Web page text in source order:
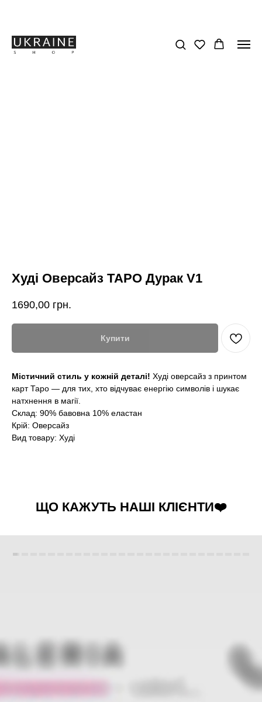
Худі Оверсайз ТАРО Дурак V1
1690,00 грн.
Купити
Містичний стиль у кожній деталі! Худі оверсайз з принтом
карт Таро — для тих, хто відчуває енергію символів і шукає
натхнення в магії.
Склад: 90% бавовна 10% еластан
Крій: Оверсайз
Вид товару: Худі
ЩО КАЖУТЬ НАШІ КЛІЄНТИ❤️